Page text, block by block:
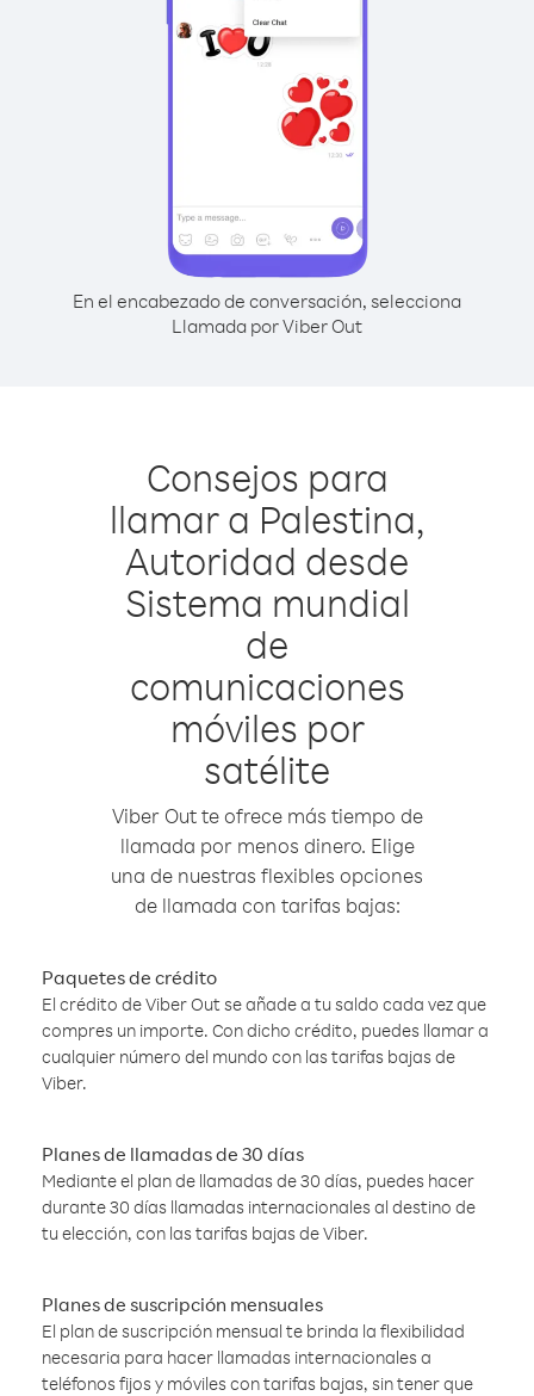
En el encabezado de conversación, selecciona
Llamada por Viber Out
Consejos para
llamar a Palestina,
Autoridad desde
Sistema mundial
de
comunicaciones
móviles por
satélite
Viber Out te ofrece más tiempo de
llamada por menos dinero. Elige
una de nuestras flexibles opciones
de llamada con tarifas bajas:
Paquetes de crédito
El crédito de Viber Out se añade a tu saldo cada vez que
compres un importe. Con dicho crédito, puedes llamar a
cualquier número del mundo con las tarifas bajas de
Viber.
Planes de llamadas de 30 días
Mediante el plan de llamadas de 30 días, puedes hacer
durante 30 días llamadas internacionales al destino de
tu elección, con las tarifas bajas de Viber.
Planes de suscripción mensuales
El plan de suscripción mensual te brinda la flexibilidad
necesaria para hacer llamadas internacionales a
teléfonos fijos y móviles con tarifas bajas, sin tener que